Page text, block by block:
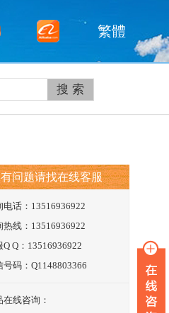
繁體
有问题请找在线客服
电话：13516936922
热线：13516936922
Q Q：13516936922
号码：Q1148803366
在线咨询：